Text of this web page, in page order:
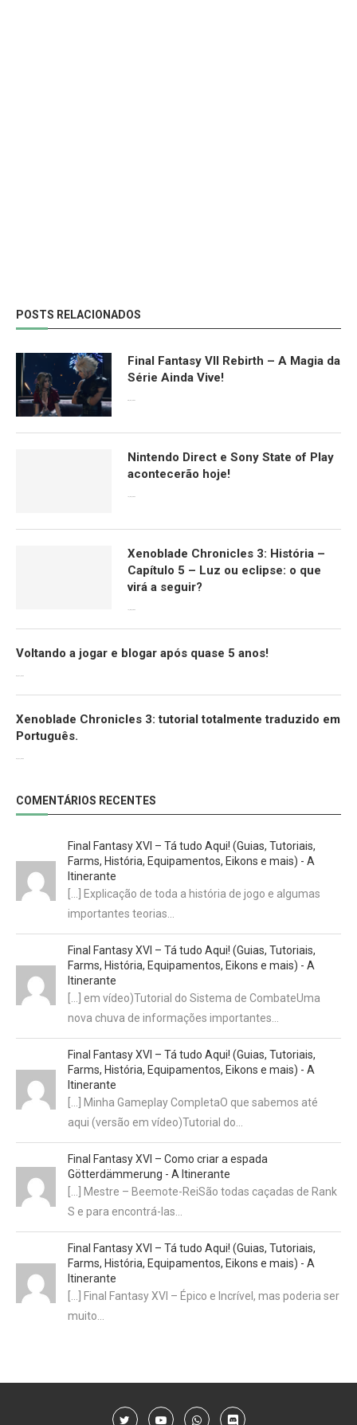
POSTS RELACIONADOS
Final Fantasy VII Rebirth – A Magia da
Série Ainda Vive!
Nintendo Direct e Sony State of Play
acontecerão hoje!
Xenoblade Chronicles 3: História –
Capítulo 5 – Luz ou eclipse: o que
virá a seguir?
Voltando a jogar e blogar após quase 5 anos!
Xenoblade Chronicles 3: tutorial totalmente traduzido em
Português.
COMENTÁRIOS RECENTES
Final Fantasy XVI – Tá tudo Aqui! (Guias, Tutoriais,
Farms, História, Equipamentos, Eikons e mais) - A
Itinerante
[…] Explicação de toda a história de jogo e algumas
importantes teorias…
Final Fantasy XVI – Tá tudo Aqui! (Guias, Tutoriais,
Farms, História, Equipamentos, Eikons e mais) - A
Itinerante
[…] em vídeo)Tutorial do Sistema de CombateUma
nova chuva de informações importantes…
Final Fantasy XVI – Tá tudo Aqui! (Guias, Tutoriais,
Farms, História, Equipamentos, Eikons e mais) - A
Itinerante
[…] Minha Gameplay CompletaO que sabemos até
aqui (versão em vídeo)Tutorial do…
Final Fantasy XVI – Como criar a espada
Götterdämmerung - A Itinerante
[…] Mestre – Beemote-ReiSão todas caçadas de Rank
S e para encontrá-las…
Final Fantasy XVI – Tá tudo Aqui! (Guias, Tutoriais,
Farms, História, Equipamentos, Eikons e mais) - A
Itinerante
[…] Final Fantasy XVI – Épico e Incrível, mas poderia ser
muito…